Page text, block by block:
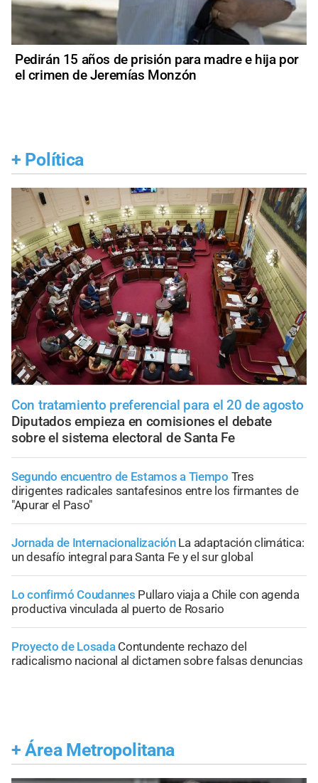
Pedirán 15 años de prisión para madre e hija por
el crimen de Jeremías Monzón
+ Política
Con tratamiento preferencial para el 20 de agosto
Diputados empieza en comisiones el debate
sobre el sistema electoral de Santa Fe
Segundo encuentro de Estamos a Tiempo Tres
dirigentes radicales santafesinos entre los firmantes de
"Apurar el Paso"
Jornada de Internacionalización La adaptación climática:
un desafío integral para Santa Fe y el sur global
Lo confirmó Coudannes Pullaro viaja a Chile con agenda
productiva vinculada al puerto de Rosario
Proyecto de Losada Contundente rechazo del
radicalismo nacional al dictamen sobre falsas denuncias
+ Área Metropolitana